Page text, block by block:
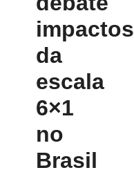
impactos
da
escala
6×1
no
Brasil